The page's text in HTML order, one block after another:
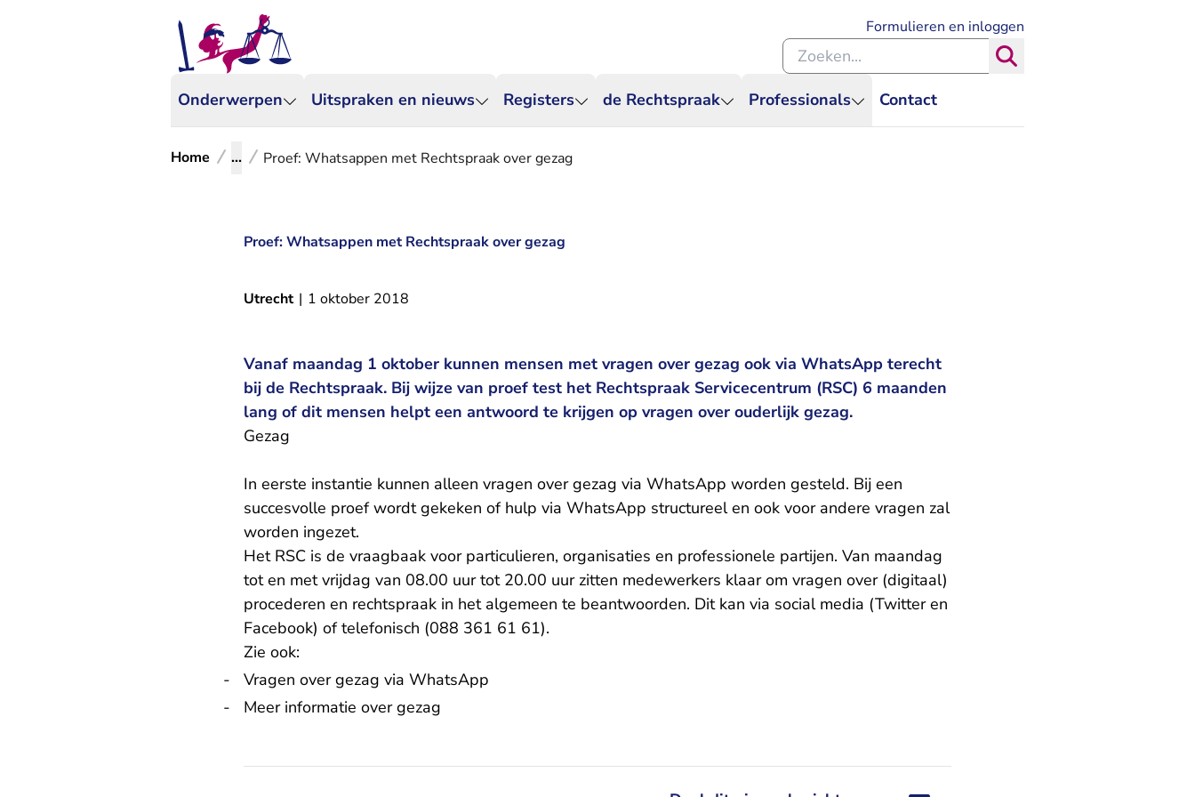
Onderwerpen Uitspraken en nieuws Registers de Rechtspraak Professionals Contact
Formulieren en inloggen
Zoeken binnen de Rechtspraak
Home ... Proef: Whatsappen met Rechtspraak over gezag
Proef: Whatsappen met Rechtspraak over gezag
Utrecht | 1 oktober 2018
Vanaf maandag 1 oktober kunnen mensen met vragen over gezag ook via WhatsApp terecht
bij de Rechtspraak. Bij wijze van proef test het Rechtspraak Servicecentrum (RSC) 6 maanden
lang of dit mensen helpt een antwoord te krijgen op vragen over ouderlijk gezag.
Gezag
In eerste instantie kunnen alleen vragen over gezag via WhatsApp worden gesteld. Bij een
succesvolle proef wordt gekeken of hulp via WhatsApp structureel en ook voor andere vragen zal
worden ingezet.
Het RSC is de vraagbaak voor particulieren, organisaties en professionele partijen. Van maandag
tot en met vrijdag van 08.00 uur tot 20.00 uur zitten medewerkers klaar om vragen over (digitaal)
procederen en rechtspraak in het algemeen te beantwoorden. Dit kan via social media (Twitter en
Facebook) of telefonisch (088 361 61 61).
Zie ook:
Vragen over gezag via WhatsApp
Meer informatie over gezag